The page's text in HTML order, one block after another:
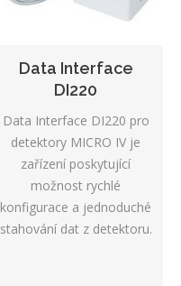
Data Interface
DI220
Data Interface DI220 pro
detektory MICRO IV je
zařízení poskytující
možnost rychlé
konfigurace a jednoduché
stahování dat z detektoru.